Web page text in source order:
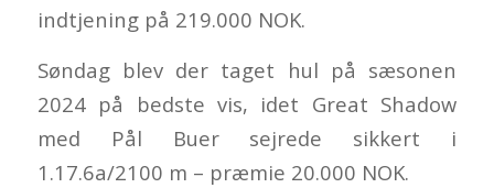
indtjening på 219.000 NOK.
Søndag blev der taget hul på sæsonen
2024 på bedste vis, idet Great Shadow
med Pål Buer sejrede sikkert i
1.17.6a/2100 m – præmie 20.000 NOK.